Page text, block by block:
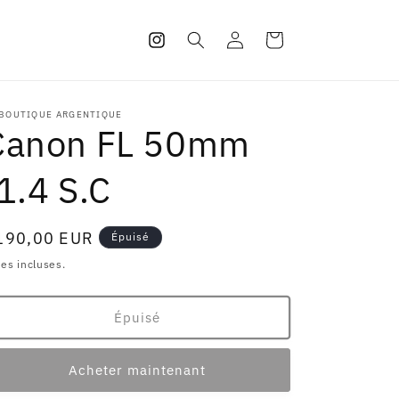
Instagram
ConnexionPanier
ARGENTIQUE
FL 50mm
S.C
EUR Épuisé
incluses.
Épuisé
Acheter maintenant